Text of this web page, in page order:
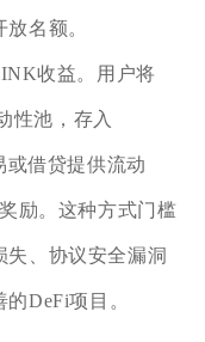
名额。
收益。用户将
性池，存入
或借贷提供流动
励。这种方式门槛
失、协议安全漏洞
DeFi项目。